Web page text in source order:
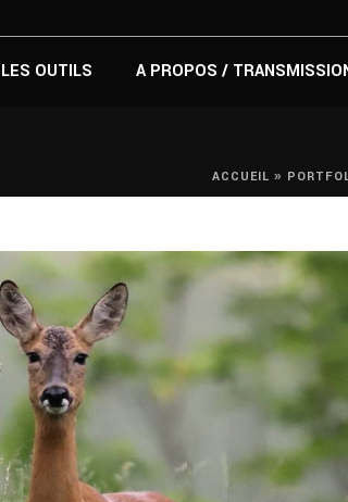
LES OUTILS A PROPOS /
ACCUEIL »